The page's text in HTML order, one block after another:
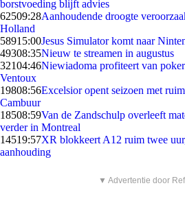
borstvoeding blijft advies
62509:28Aanhoudende droogte
Holland
58915:00Jesus Simulator komt naar
49308:35Nieuw te streamen in augustus
32104:46Niewiadoma profiteert van
Ventoux
19808:56Excelsior opent seizoen met
Cambuur
18508:59Van de Zandschulp overleeft
verder in Montreal
14519:57XR blokkeert A12 ruim twee
aanhouding
▼ Advertentie door